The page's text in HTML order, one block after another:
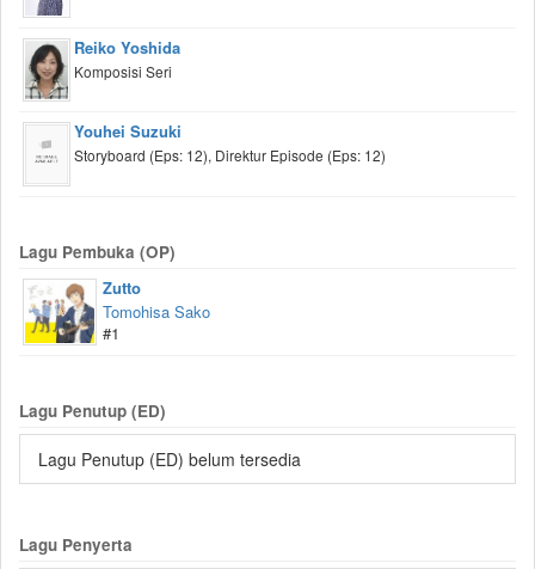
Reiko Yoshida
Komposisi Seri
Youhei Suzuki
Storyboard (Eps: 12), Direktur Episode (Eps: 12)
Lagu Pembuka (OP)
Zutto
Tomohisa Sako
#1
Lagu Penutup (ED)
Lagu Penutup (ED) belum tersedia
Lagu Penyerta